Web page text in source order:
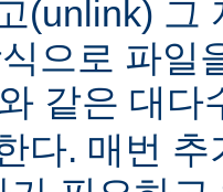
(unlink) 그
으로 파일
같은 대다
다. 매번